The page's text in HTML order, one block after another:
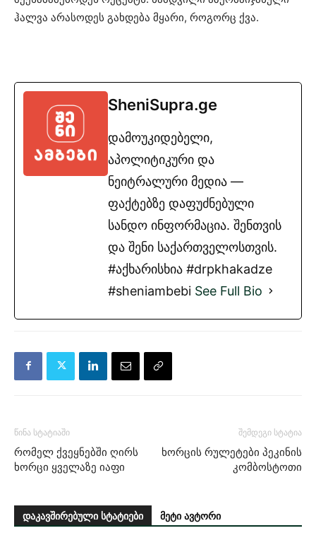
ჰალვა არასოდეს გახდება მყარი, როგორც ქვა.
SheniSupra.ge
დამოუკიდებელი,
აპოლიტიკური და
ნეიტრალური მედია —
ფაქტებზე დაფუძნებული
სანდო ინფორმაცია. შენთვის
და შენი საქართველოსთვის.
#აქხარისხია #drpkhakadze
#sheniambebi See Full Bio
წინა სტატიაში
რომელ ქვეყნებში ღირს
ხორცი ყველაზე იაფი
შემდეგი სტატია
ხორცის რულეტები პეკინის
კომბოსტოთი
დაკავშირებული სტატიები მეტი ავტორი